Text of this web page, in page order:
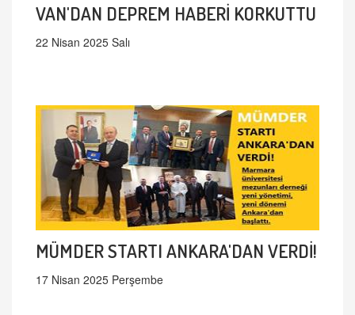
VAN'DAN DEPREM HABERİ KORKUTTU
22 Nisan 2025 Salı
MÜMDER STARTI ANKARA'DAN VERDİ!
17 Nisan 2025 Perşembe